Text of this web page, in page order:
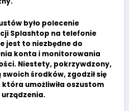
było polecenie
Splashtop na telefonie
jest to niezbędne do
konta i monitorowania
Niestety, pokrzywdzony,
środków, zgodził się
umożliwiła oszustom